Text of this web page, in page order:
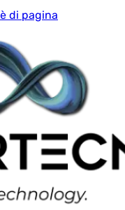
di pagina